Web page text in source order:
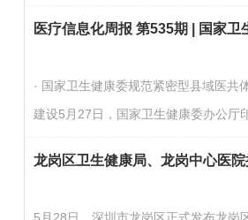
度解析下。之所以成为主流选择，主要
医疗大语言模型的应用。探索医疗大模
者隐私泄露聊天话题是从时下流行的“
学第一医院的李昱熙医生介绍，医院已
禁止医生在工作电脑上直接使用未经许
内容，强制要求必须在物理隔离的“干
· 国家卫生健康委规范紧密型县域医共
建设5月27日，国家卫生健康委办公厅
导各地规范建设医学影像、医学检验、
等资源共享中心，提高服务规范化、同
5月28日，深圳市龙岗区正式发布龙岗